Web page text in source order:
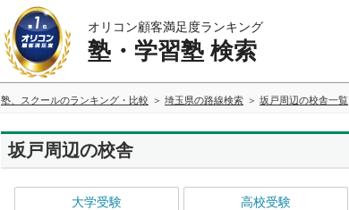
オリコン顧客満足度ランキング
塾・学習塾 検索
塾、スクールのランキング・比較 埼玉県の路線検索 坂戸周辺の校舎一覧
坂戸周辺の校舎
大学受験 高校受験